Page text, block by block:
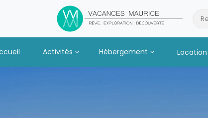
Activités Hébergement